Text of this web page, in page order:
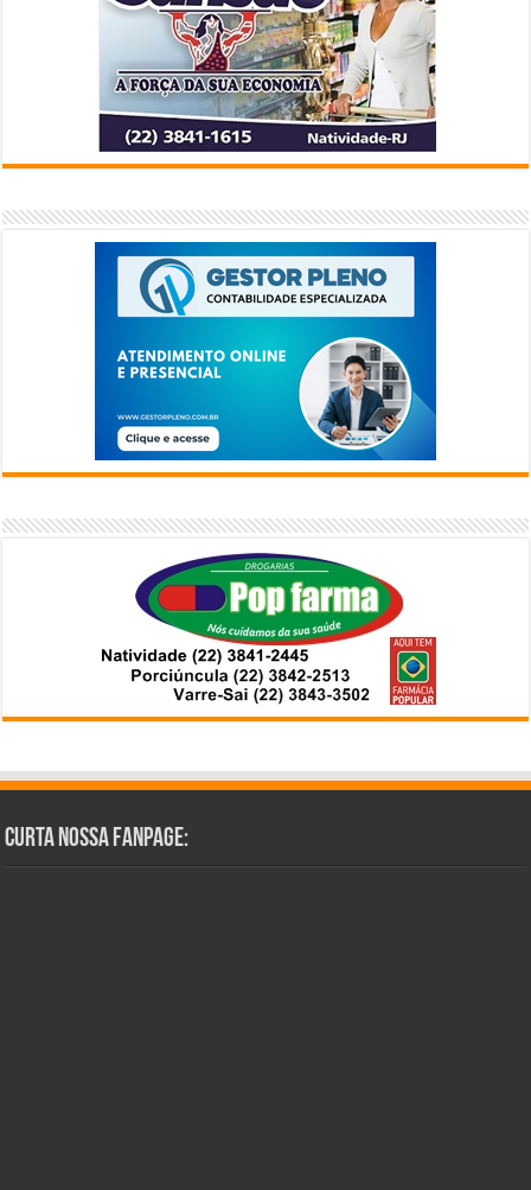
Curta Nossa Fanpage: